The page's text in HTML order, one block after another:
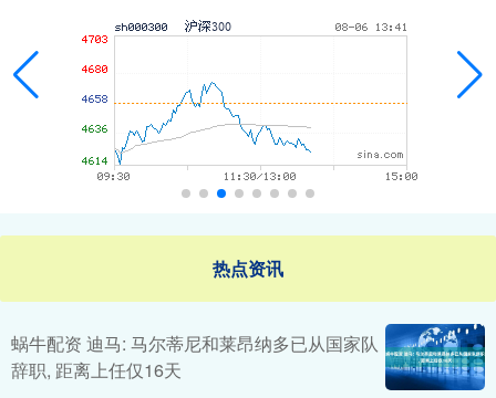
热点资讯
蜗牛配资 迪马: 马尔蒂尼和莱昂纳多已从国家队
辞职, 距离上任仅16天